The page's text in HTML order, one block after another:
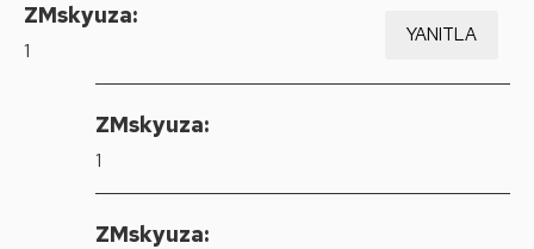
ZMskyuza:
YANITLA
1
ZMskyuza:
1
ZMskyuza: